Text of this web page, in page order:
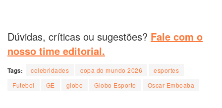
Dúvidas, críticas ou sugestões? Fale com o
nosso time editorial.
Tags: celebridades copa do mundo 2026
esportes
Futebol
GE globo Globo Esporte Oscar Emboaba